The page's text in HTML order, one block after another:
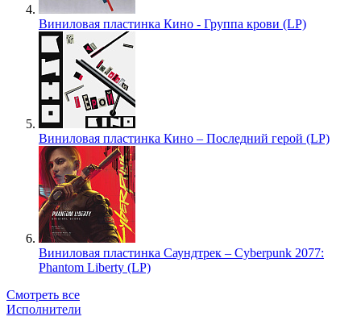
Виниловая пластинка Кино - Группа крови (LP)
Виниловая пластинка Кино – Последний герой (LP)
Виниловая пластинка Саундтрек – Cyberpunk 2077:
Phantom Liberty (LP)
Смотреть все
Исполнители